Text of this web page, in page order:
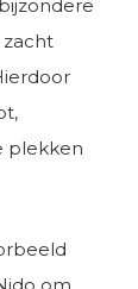
zacht
plekken
om